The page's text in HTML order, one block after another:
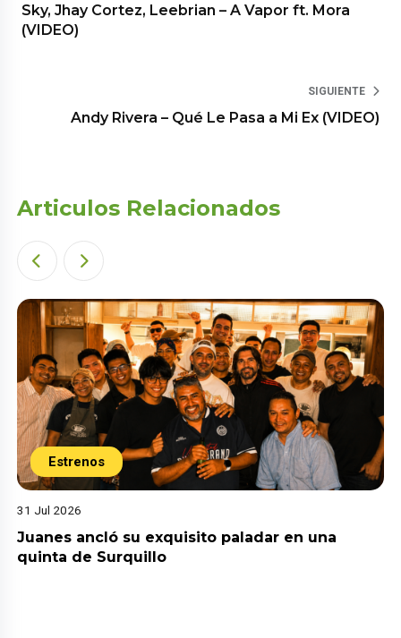
Sky, Jhay Cortez, Leebrian – A Vapor ft. Mora
(VIDEO)
SIGUIENTE
Andy Rivera – Qué Le Pasa a Mi Ex (VIDEO)
Articulos Relacionados
Estrenos
31 Jul 2026
Juanes ancló su exquisito paladar en una
quinta de Surquillo